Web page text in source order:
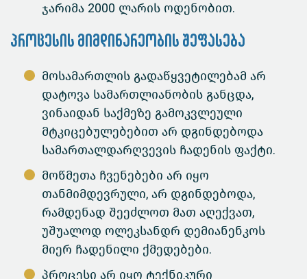
ჯარიმა 2000 ლარის ოდენობით.
პროცესის მიმდინარეობის შეფასება
მოსამართლის გადაწყვეტილებამ არ
დატოვა სამართლიანობის განცდა,
ვინაიდან საქმეზე გამოკვლეული
მტკიცებულებებით არ დგინდებოდა
სამართალდარღვევის ჩადენის ფაქტი.
მოწმეთა ჩვენებები არ იყო
თანმიმდევრული, არ დგინდებოდა,
რამდენად შეეძლოთ მათ აღექვათ,
უშუალოდ ოლეკსანდრ დემიანენკოს
მიერ ჩადენილი ქმედებები.
პროცესი არ იყო ტექნიკური